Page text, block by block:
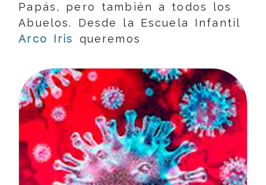
Papás, pero también a todos los
Abuelos. Desde la Escuela Infantil
Arco Iris
queremos